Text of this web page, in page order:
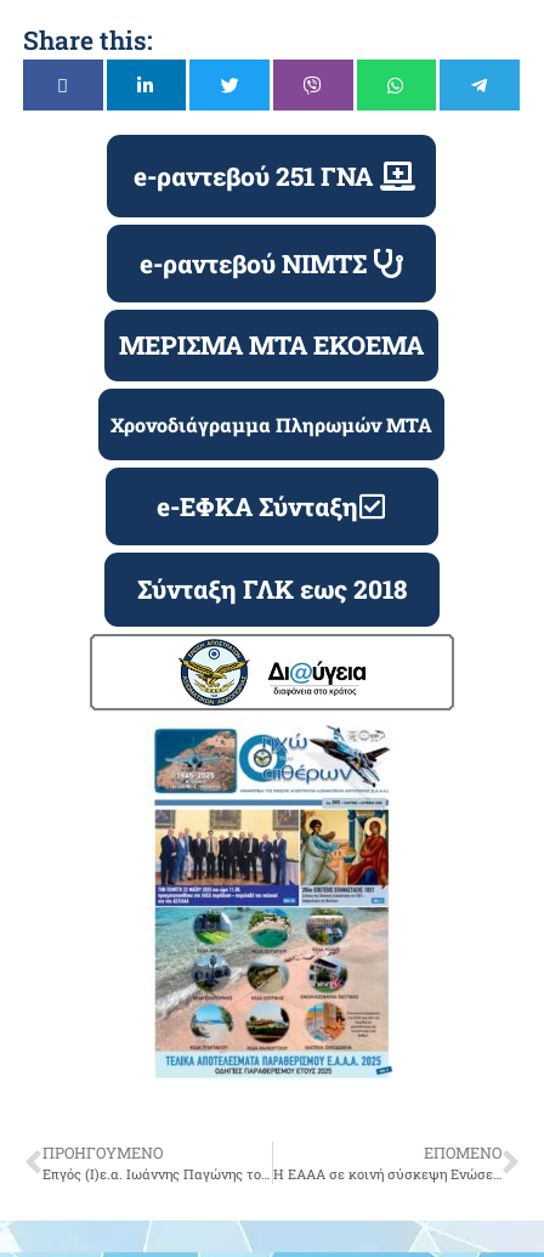
Share this:
e-ραντεβού 251 ΓΝΑ
e-ραντεβού ΝΙΜΤΣ
ΜΕΡΙΣΜΑ ΜΤΑ ΕΚΟΕΜΑ
Χρονοδιάγραμμα Πληρωμών ΜΤΑ
e-ΕΦΚΑ Σύνταξη
Σύνταξη ΓΛΚ εως 2018
ΠΡΟΗΓΟΥΜΕΝΟ
Επγός (Ι)ε.α. Ιωάννης Παγώνης του Γεωργίου-δεν είναι πια μαζί μας
ΕΠΟΜΕΝΟ
Η ΕΑΑΑ σε κοινή σύσκεψη Ενώσεων Αποστράτων-ΠΟΕΣ-Συλλόγων Αποφοίτων ΑΣΣΥ Ε.Δ. για το Σώμα Υπαξιωματικών